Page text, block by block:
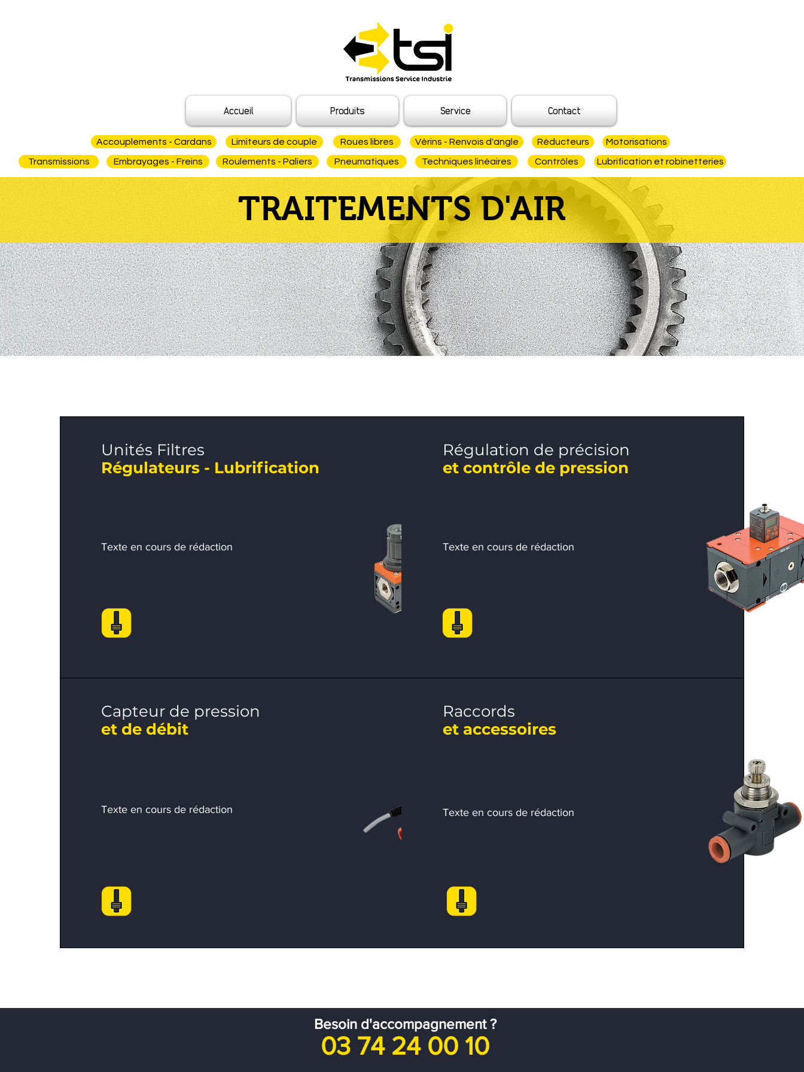
Accueil Produits Service Contact
Accouplements - Cardans Limiteurs de couple
Transmissions Embrayages - Freins Roulements - Paliers
Roues libres
Pneumatiques
Vérins - Renvois d'angle
Techniques linéaires
Réducteurs
Contrôles
Motorisations
Lubrification et robinetteries
TRAITEMENTS D'AIR
Unités Filtres
Régulateurs - Lubrification
Texte en cours de rédaction
Régulation de précision
et contrôle de pression
Texte en cours de rédaction
Capteur de pression
et de débit
Texte en cours de rédaction
Raccords
et accessoires
Texte en cours de rédaction
Besoin d'accompagnement ?
03 74 24 00 10